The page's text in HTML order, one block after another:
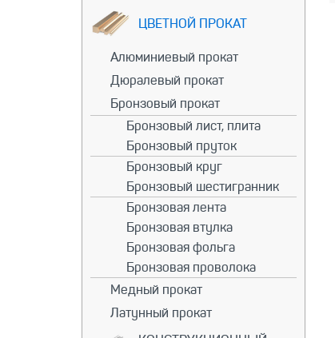
ЦВЕТНОЙ ПРОКАТ
Алюминиевый прокат
Дюралевый прокат
Бронзовый прокат
Бронзовый лист, плита
Бронзовый пруток
Бронзовый круг
Бронзовый шестигранник
Бронзовая лента
Бронзовая втулка
Бронзовая фольга
Бронзовая проволока
Медный прокат
Латунный прокат